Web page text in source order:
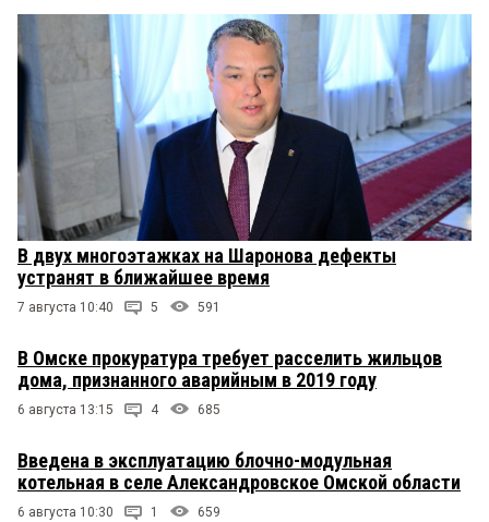
В двух многоэтажках на Шаронова дефекты
устранят в ближайшее время
7 августа 10:40 5 591
В Омске прокуратура требует расселить жильцов
дома, признанного аварийным в 2019 году
6 августа 13:15 4 685
Введена в эксплуатацию блочно-модульная
котельная в селе Александровское Омской области
6 августа 10:30 1 659